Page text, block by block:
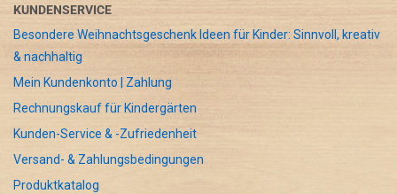
KUNDENSERVICE
Besondere Weihnachtsgeschenk Ideen für Kinder: Sinnvoll, kreativ
& nachhaltig
Mein Kundenkonto | Zahlung
Rechnungskauf für Kindergärten
Kunden-Service & -Zufriedenheit
Versand- & Zahlungsbedingungen
Produktkatalog